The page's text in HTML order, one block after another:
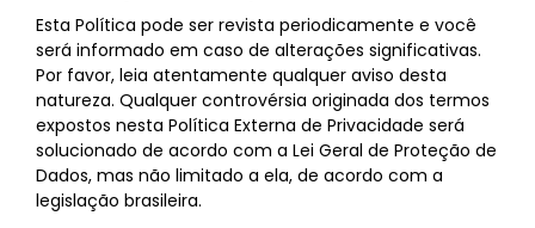
Esta Política pode ser revista periodicamente e você
será informado em caso de alterações significativas.
Por favor, leia atentamente qualquer aviso desta
natureza. Qualquer controvérsia originada dos termos
expostos nesta Política Externa de Privacidade será
solucionado de acordo com a Lei Geral de Proteção de
Dados, mas não limitado a ela, de acordo com a
legislação brasileira.